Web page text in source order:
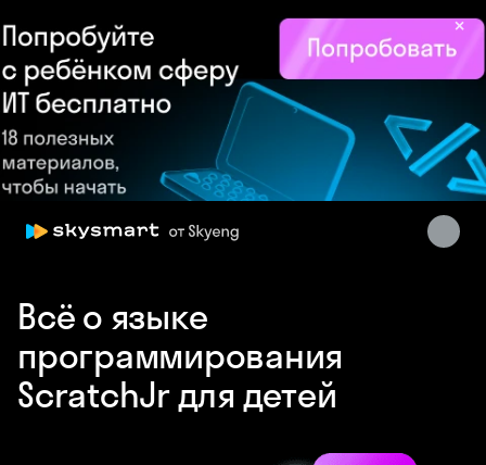
×
Всё о языке
программирования
ScratchJr для детей
Skysmart Chat
online